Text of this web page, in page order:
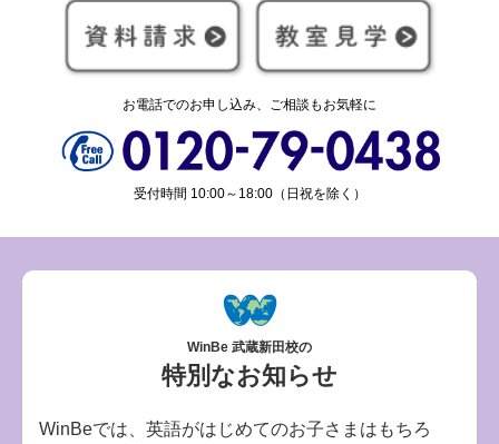
お電話でのお申し込み、ご相談もお気軽に
受付時間 10:00～18:00（日祝を除く）
WinBe 武蔵新田校の
特別なお知らせ
WinBeでは、英語がはじめてのお子さまはもちろ